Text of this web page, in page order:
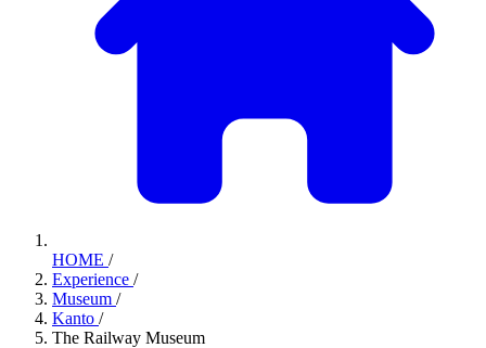
HOME /
Experience /
Museum /
Kanto /
The Railway Museum